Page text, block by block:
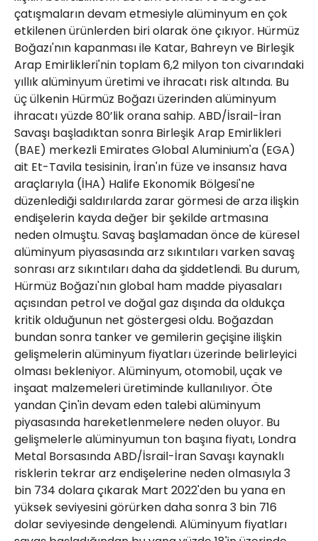
çatışmaların devam etmesiyle alüminyum en çok
etkilenen ürünlerden biri olarak öne çıkıyor. Hürmüz
Boğazı'nın kapanması ile Katar, Bahreyn ve Birleşik
Arap Emirlikleri'nin toplam 6,2 milyon ton civarındaki
yıllık alüminyum üretimi ve ihracatı risk altında. Bu
üç ülkenin Hürmüz Boğazı üzerinden alüminyum
ihracatı yüzde 80’lik orana sahip. ABD/İsrail-İran
Savaşı başladıktan sonra Birleşik Arap Emirlikleri
(BAE) merkezli Emirates Global Aluminium'a (EGA)
ait Et-Tavila tesisinin, İran'ın füze ve insansız hava
araçlarıyla (İHA) Halife Ekonomik Bölgesi'ne
düzenlediği saldırılarda zarar görmesi de arza ilişkin
endişelerin kayda değer bir şekilde artmasına
neden olmuştu. Savaş başlamadan önce de küresel
alüminyum piyasasında arz sıkıntıları varken savaş
sonrası arz sıkıntıları daha da şiddetlendi. Bu durum,
Hürmüz Boğazı'nın global ham madde piyasaları
açısından petrol ve doğal gaz dışında da oldukça
kritik olduğunun net göstergesi oldu. Boğazdan
bundan sonra tanker ve gemilerin geçişine ilişkin
gelişmelerin alüminyum fiyatları üzerinde belirleyici
olması bekleniyor. Alüminyum, otomobil, uçak ve
inşaat malzemeleri üretiminde kullanılıyor. Öte
yandan Çin'in devam eden talebi alüminyum
piyasasında hareketlenmelere neden oluyor. Bu
gelişmelerle alüminyumun ton başına fiyatı, Londra
Metal Borsasında ABD/İsrail-İran Savaşı kaynaklı
risklerin tekrar arz endişelerine neden olmasıyla 3
bin 734 dolara çıkarak Mart 2022'den bu yana en
yüksek seviyesini görürken daha sonra 3 bin 716
dolar seviyesinde dengelendi. Alüminyum fiyatları